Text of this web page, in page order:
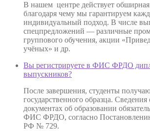
В нашем центре действует
благодаря чему мы гарантируем
индивидуальный подход. В числе
спецпредложений — различные
группового обучения, акции
учёных» и др.
Вы регистрируете в ФИС ФРДО
выпускников?
После завершения, студенты
государственного образца.
документах об образовании
ФИС ФРДО, согласно
РФ № 729.